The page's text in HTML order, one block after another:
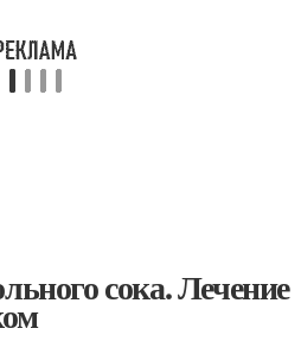
сока. Лечение